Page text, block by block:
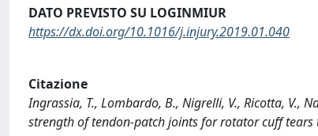
DATO PREVISTO SU LOGINMIUR
https://dx.doi.org/10.1016/j.injury.2019.01.040
Citazione
Ingrassia, T., Lombardo, B., Nigrelli, V., Ricotta, V.,
strength of tendon-patch joints for rotator cuff tears